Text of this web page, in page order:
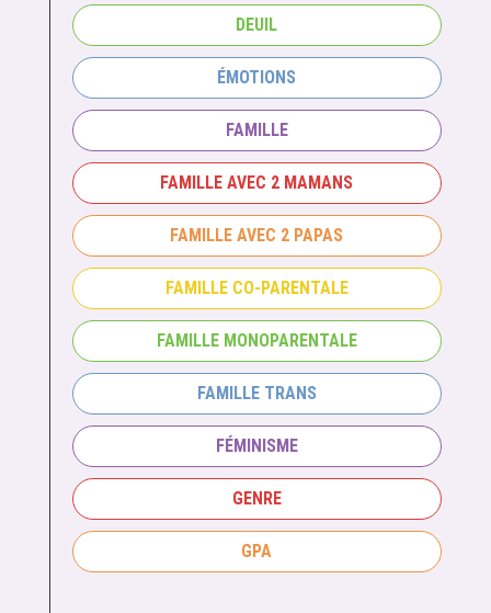
DEUIL
ÉMOTIONS
FAMILLE
FAMILLE AVEC 2 MAMANS
FAMILLE AVEC 2 PAPAS
FAMILLE CO-PARENTALE
FAMILLE MONOPARENTALE
FAMILLE TRANS
FÉMINISME
GENRE
GPA